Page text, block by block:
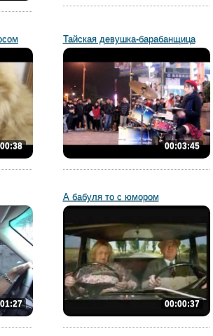
Тайская девушка-барабанщица
00:03:45
А бабуля то с юмором
00:00:37